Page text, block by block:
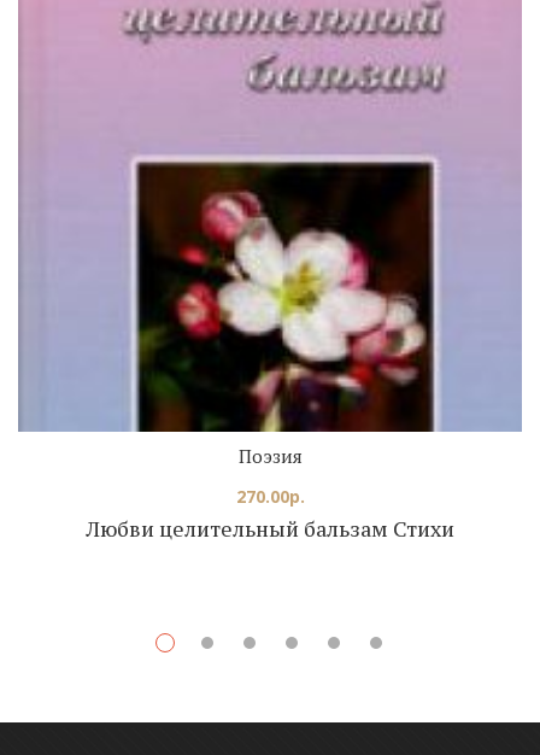
Любви целительный бальзам Стихи
Поэзия
270.00р.